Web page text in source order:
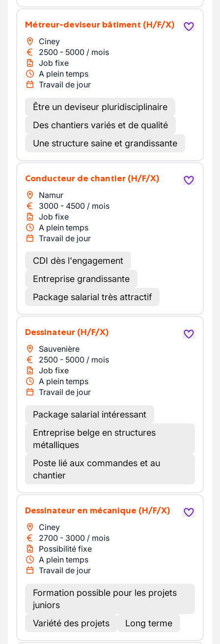
Métreur-deviseur bâtiment (H/F/X)
Ciney
2500 - 5000 / mois
Job fixe
A plein temps
Travail de jour
Être un deviseur pluridisciplinaire
Des chantiers variés et de qualité
Une structure saine et grandissante
Conducteur de chantier (H/F/X)
Namur
3000 - 4500 / mois
Job fixe
A plein temps
Travail de jour
CDI dès l'engagement
Entreprise grandissante
Package salarial très attractif
Dessinateur (H/F/X)
Sauvenière
2500 - 5000 / mois
Job fixe
A plein temps
Travail de jour
Package salarial intéressant
Entreprise belge en structures
métalliques
Poste lié aux commandes et au
chantier
Dessinateur en mécanique (H/F/X)
Ciney
2700 - 3000 / mois
Possibilité fixe
A plein temps
Travail de jour
Formation possible pour les projets
juniors
Variété des projets
Long terme